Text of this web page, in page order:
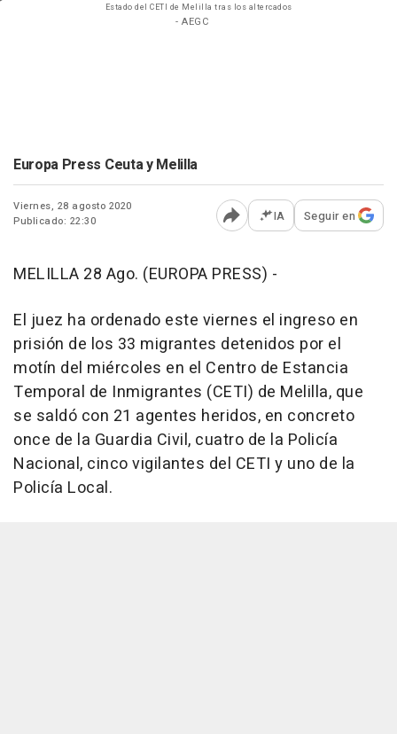
Estado del CETI de Melilla tras los altercados
- AEGC
Europa Press Ceuta y Melilla
Viernes, 28 agosto 2020
Publicado: 22:30
Abrir opciones para
IA Seguir en
MELILLA 28 Ago. (EUROPA PRESS) -
El juez ha ordenado este viernes el ingreso en
prisión de los 33 migrantes detenidos por el
motín del miércoles en el Centro de Estancia
Temporal de Inmigrantes (CETI) de Melilla, que
se saldó con 21 agentes heridos, en concreto
once de la Guardia Civil, cuatro de la Policía
Nacional, cinco vigilantes del CETI y uno de la
Policía Local.